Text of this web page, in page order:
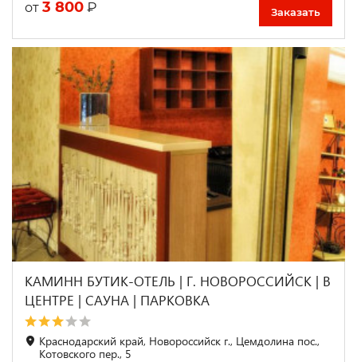
от 3 800 ₽ Заказать
КАМИНН БУТИК-ОТЕЛЬ | Г. НОВОРОССИЙСК | В
ЦЕНТРЕ | САУНА | ПАРКОВКА
Краснодарский край, Новороссийск г., Цемдолина пос.,
Котовского пер., 5